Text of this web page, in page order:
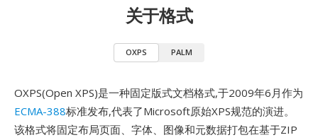
关于格式
OXPS PALM
OXPS(Open XPS)是一种固定版式文档格式,于2009年6月作为
ECMA-388标准发布,代表了Microsoft原始XPS规范的演进。
该格式将固定布局页面、字体、图像和元数据打包在基于ZIP